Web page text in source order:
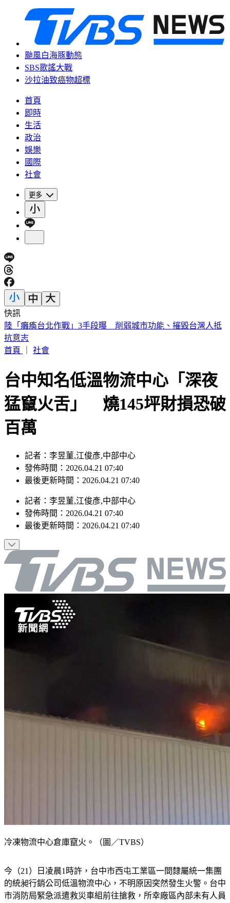
颱風白海豚動態
SBS歌謠大戰
沙拉油致癌物超標
首頁
即時
生活
政治
娛樂
國際
社會
更多
快訊
今天關公生日！「6類人必拜」求財、轉運靈爆 這類人當心
拜錯
首頁
社會
台中知名低溫物流中心「深夜
猛竄火舌」 燒145坪財損恐破
百萬
記者：李昱菫,江俊彥,中部中心
發佈時間：2026.04.21 07:40
最後更新時間：2026.04.21 07:40
記者 ： 李昱菫,江俊彥,中部中心
發佈時間： 2026.04.21 07:40
最後更新時間： 2026.04.21 07:40
冷凍物流中心倉庫竄火。（圖／TVBS）
今（21）日凌晨1時許，台中市西屯工業區一間隸屬統一集團
的統昶行銷公司低溫物流中心，不明原因突然發生火警。台中
市消防局緊急派遣救災車組前往搶救，所幸廠區內部未有人員